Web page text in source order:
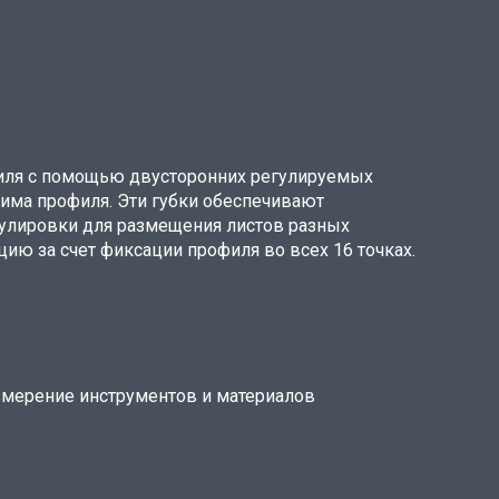
с помощью двусторонних регулируемых
профиля. Эти губки обеспечивают
для размещения листов разных
за счет фиксации профиля во всех 16 точках.